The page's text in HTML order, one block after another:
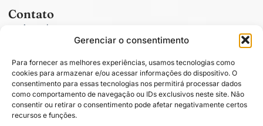
Gerenciar o consentimento
Para fornecer as melhores experiências, usamos tecnologias como
cookies para armazenar e/ou acessar informações do dispositivo. O
consentimento para essas tecnologias nos permitirá processar dados
como comportamento de navegação ou IDs exclusivos neste site. Não
consentir ou retirar o consentimento pode afetar negativamente certos
recursos e funções.
Contato
Anunciar
Política de Privacidade